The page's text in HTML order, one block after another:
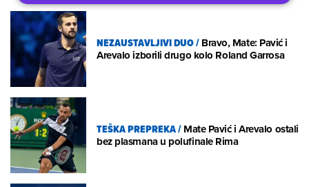
NEZAUSTAVLJIVI DUO/Bravo, Mate: Pavić i
Arevalo izborili drugo kolo Roland Garrosa
TEŠKA PREPREKA/Mate Pavić i Arevalo ostali
bez plasmana u polufinale Rima